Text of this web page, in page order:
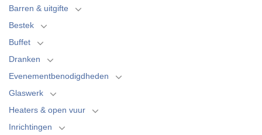
Barren & uitgifte
Bestek
Buffet
Dranken
Evenementbenodigdheden
Glaswerk
Heaters & open vuur
Inrichtingen